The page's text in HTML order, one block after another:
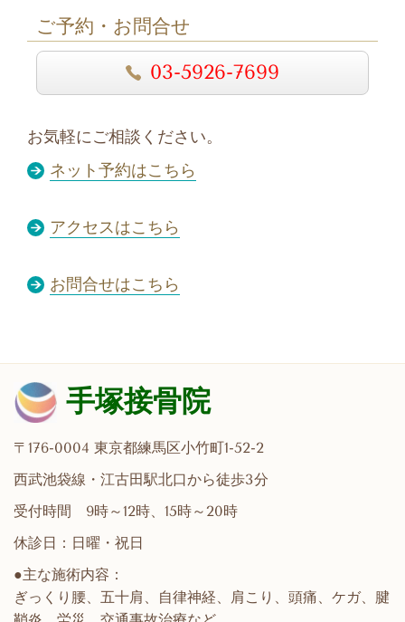
ご予約・お問合せ
03-5926-7699
お気軽にご相談ください。
ネット予約はこちら
アクセスはこちら
お問合せはこちら
手塚接骨院
〒176-0004 東京都練馬区小竹町1-52-2
西武池袋線・江古田駅北口から徒歩3分
受付時間 9時～12時、15時～20時
休診日：日曜・祝日
●主な施術内容：
ぎっくり腰、五十肩、自律神経、肩こり、頭痛、ケガ、腱